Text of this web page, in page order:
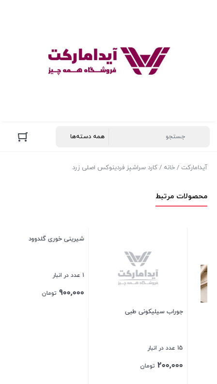
آیدامارکت / خانه / کارد سراشپز فردینوکس اصلی زرد
محصولات مرتبط
جوراب سیلیکونی طبی
200,000 تومان